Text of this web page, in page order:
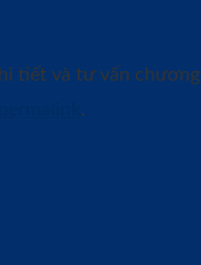
tiết và tư vấn
.